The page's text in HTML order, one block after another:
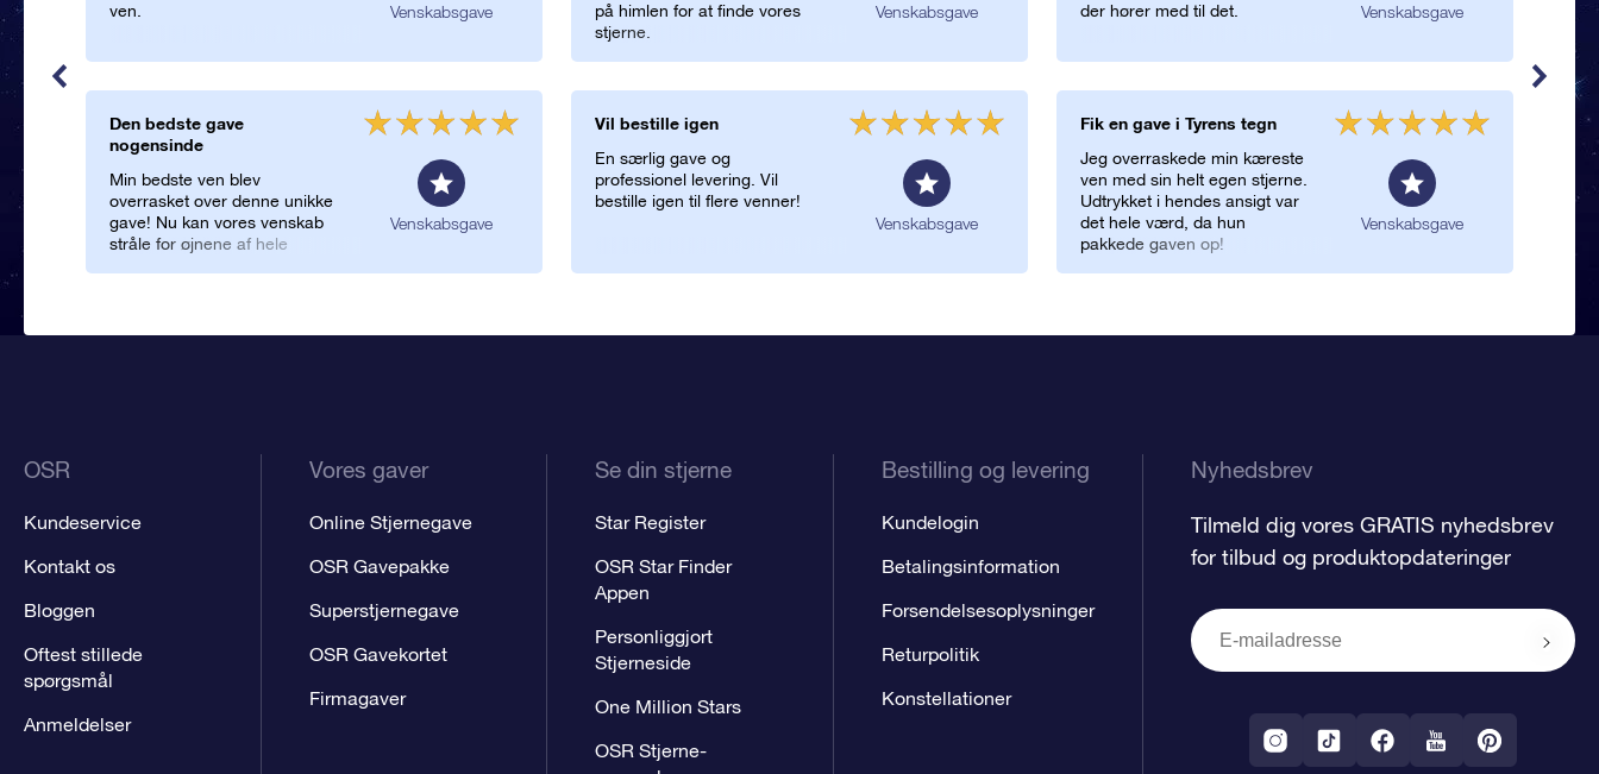
ven.
Venskabsgave
Den bedste gave
nogensinde
Min bedste ven blev
overrasket over denne unikke
gave! Nu kan vores venskab
stråle for øjnene af hele
Venskabsgave
på himlen for at finde vores
stjerne.
Venskabsgave
Vil bestille igen
En særlig gave og
professionel levering. Vil
bestille igen til flere venner!
Venskabsgave
der hører med til det.
Venskabsgave
Fik en gave i Tyrens tegn
Jeg overraskede min kæreste
ven med sin helt egen stjerne.
Udtrykket i hendes ansigt var
det hele værd, da hun
pakkede gaven op!
Venskabsgave
OSR
Kundeservice
Kontakt os
Bloggen
Oftest stillede
spørgsmål
Anmeldelser
Vores gaver
Online Stjernegave
OSR Gavepakke
Superstjernegave
OSR Gavekortet
Firmagaver
Se din stjerne
Star Register
OSR Star Finder
Appen
Personliggjort
Stjerneside
One Million Stars
OSR Stjerne-
Bestilling og levering
Kundelogin
Betalingsinformation
Forsendelsesoplysninger
Returpolitik
Konstellationer
Nyhedsbrev
Tilmeld dig vores GRATIS nyhedsbrev
for tilbud og produktopdateringer